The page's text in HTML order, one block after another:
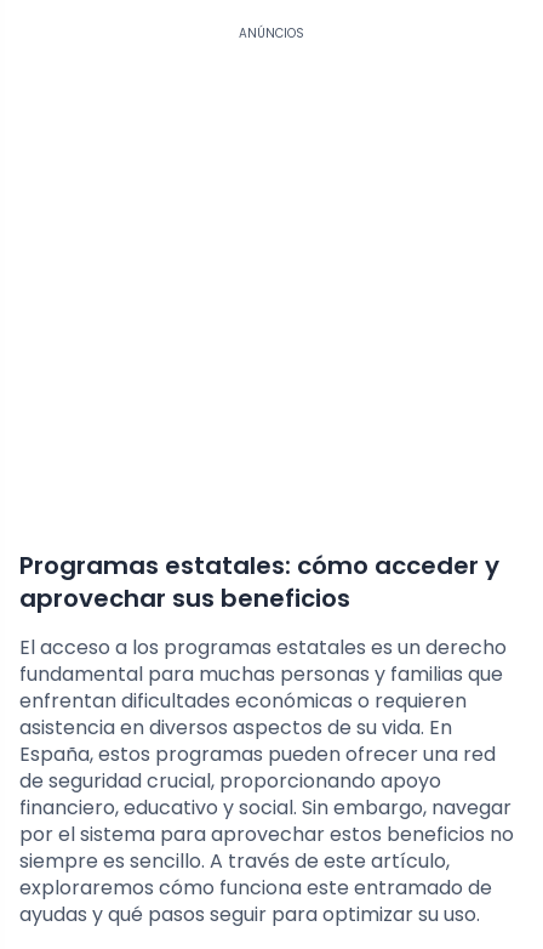
ANÚNCIOS
Programas estatales: cómo acceder y
aprovechar sus beneficios
El acceso a los programas estatales es un derecho
fundamental para muchas personas y familias que
enfrentan dificultades económicas o requieren
asistencia en diversos aspectos de su vida. En
España, estos programas pueden ofrecer una red
de seguridad crucial, proporcionando apoyo
financiero, educativo y social. Sin embargo, navegar
por el sistema para aprovechar estos beneficios no
siempre es sencillo. A través de este artículo,
exploraremos cómo funciona este entramado de
ayudas y qué pasos seguir para optimizar su uso.